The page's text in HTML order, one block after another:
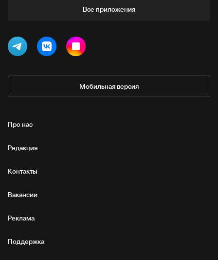
Все приложения
Мобильная версия
Про нас
Редакция
Контакты
Вакансии
Реклама
Поддержка